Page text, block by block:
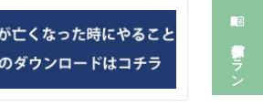
葬儀プラン